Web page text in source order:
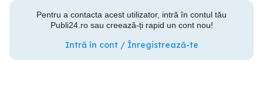
Pentru a contacta acest utilizator, intră în contul tău
Publi24.ro sau creează-ți rapid un cont nou!
Intră în cont / Înregistrează-te